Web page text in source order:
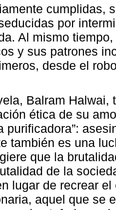
cumplidas,
por
Al mismo
y sus patrones
desde el
Balram Halwai,
ética de su
purificadora”:
también es una
que la
de la
lugar de recrear
aquel que se